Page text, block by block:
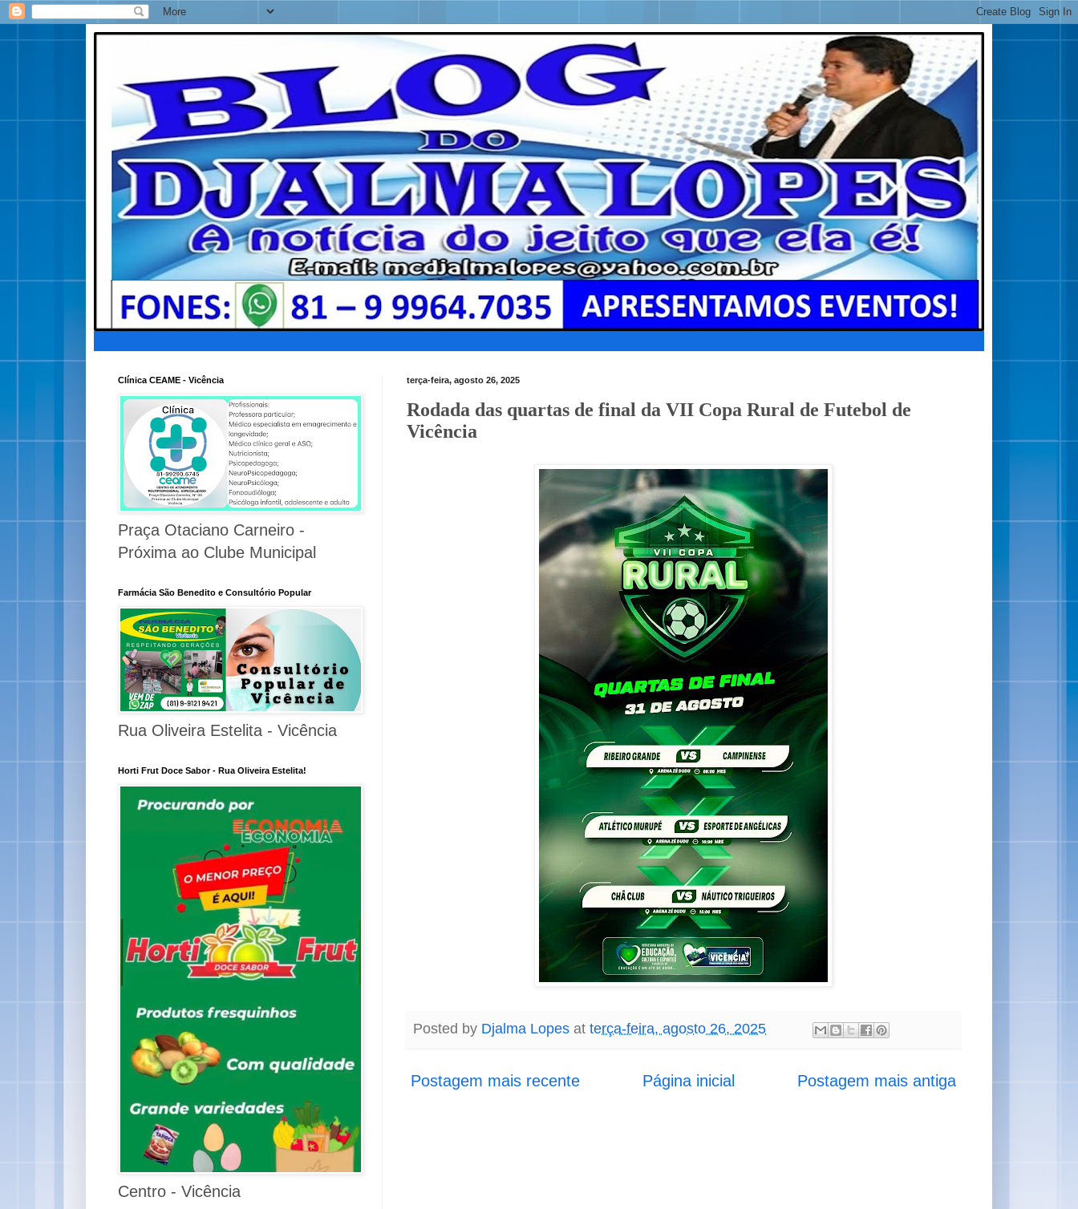
terça-feira, agosto 26, 2025
Rodada das quartas de final da VII Copa Rural de Futebol de
Vicência
Posted by Djalma Lopes at terça-feira, agosto 26, 2025
Postagem mais recente Postagem mais antiga
Página inicial
Clínica CEAME - Vicência
Praça Otaciano Carneiro -
Próxima ao Clube Municipal
Farmácia São Benedito e Consultório Popular
Rua Oliveira Estelita - Vicência
Horti Frut Doce Sabor - Rua Oliveira Estelita!
Centro - Vicência